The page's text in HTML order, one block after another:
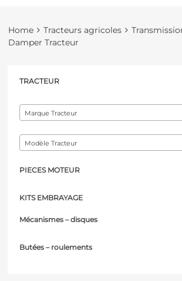
Home Tracteurs agricoles
Damper Tracteur
TRACTEUR
Marque Tracteur
Modèle Tracteur
PIECES MOTEUR
KITS EMBRAYAGE
Mécanismes – disques
Butées – roulements